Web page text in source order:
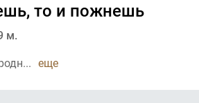
то и пожнешь
м.
еще